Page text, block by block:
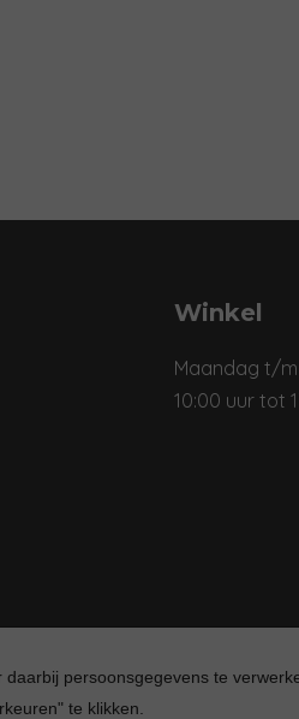
Winkel
Maandag t/
10:00 uur tot
persoonsgegevens te
te klikken.